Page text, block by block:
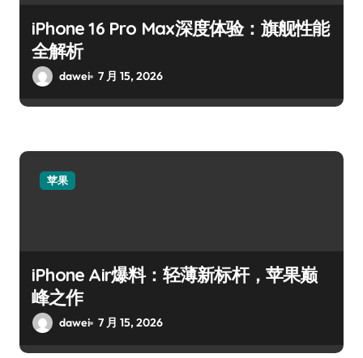
iPhone 16 Pro Max深度体验：旗舰性能
全解析
dawei 7 月 15, 2026
苹果
iPhone Air爆料：轻薄新标杆，苹果巅
峰之作
dawei 7 月 15, 2026